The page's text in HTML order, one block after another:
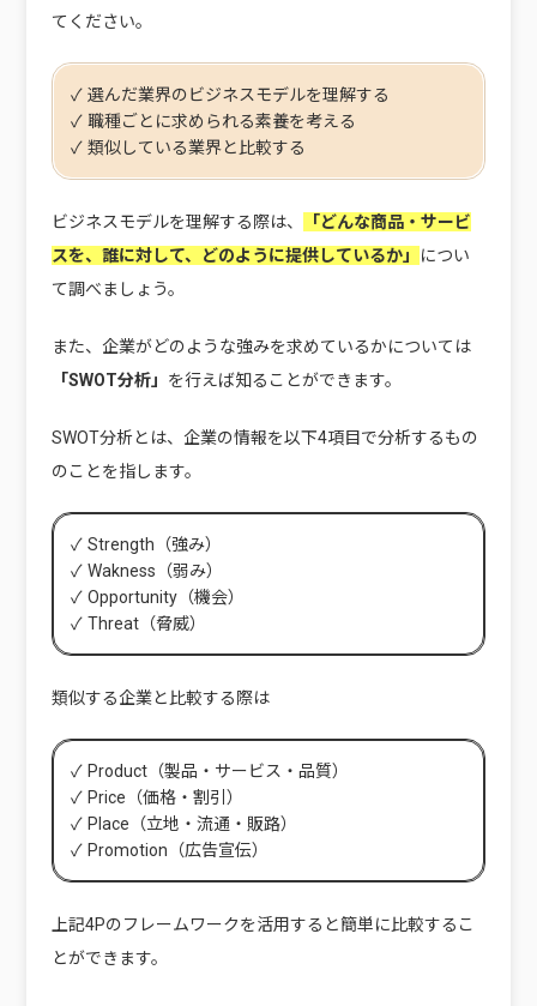
てください。
✓ 選んだ業界のビジネスモデルを理解する
✓ 職種ごとに求められる素養を考える
✓ 類似している業界と比較する
ビジネスモデルを理解する際は、
「どんな商品・サービ
スを、誰に対して、どのように提供しているか」
につい
て調べましょう。
また、企業がどのような強みを求めているかについては
「SWOT分析」 を行えば知ることができます。
SWOT分析とは、企業の情報を以下4項目で分析するもの
のことを指します。
✓ Strength（強み）
✓ Wakness（弱み）
✓ Opportunity（機会）
✓ Threat（脅威）
類似する企業と比較する際は
✓ Product（製品・サービス・品質）
✓ Price（価格・割引）
✓ Place（立地・流通・販路）
✓ Promotion（広告宣伝）
上記4Pのフレームワークを活用すると簡単に比較するこ
とができます。